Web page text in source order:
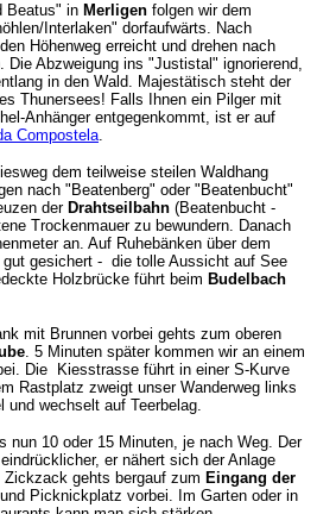
Beatus" in Merligen folgen wir dem
Interlaken" dorfaufwärts. Nach
Höhenweg erreicht und drehen nach
Die Abzweigung ins "Justistal" ignorierend,
in den Wald. Majestätisch steht der
Thunersees! Falls Ihnen ein Pilger mit
Anhänger entgegenkommt, ist er auf
Compostela.
dem teilweise steilen Waldhang
nach "Beatenberg" oder "Beatenbucht"
der Drahtseilbahn (Beatenbucht -
Trockenmauer zu bewundern. Danach
an. Auf Ruhebänken über dem
gesichert - die tolle Aussicht auf See
Holzbrücke führt beim Budelbach
mit Brunnen vorbei gehts zum oberen
. 5 Minuten später kommen wir an einem
Die Kiesstrasse führt in einer S-Kurve
Rastplatz zweigt unser Wanderweg links
und wechselt auf Teerbelag.
nun 10 oder 15 Minuten, je nach Weg. Der
er nähert sich der Anlage
gehts bergauf zum Eingang der
Picknickplatz vorbei. Im Garten oder in